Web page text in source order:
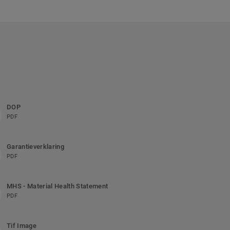
DOP
PDF
Garantieverklaring
PDF
MHS - Material Health Statement
PDF
Tif Image